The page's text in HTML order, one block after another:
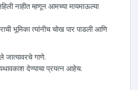
नाहीत म्हणून आमच्या मायमाऊल्या
भूमिका त्यांनीच चोख पार पाडली आणि
गाणे.
देण्याचा प्रयत्‍न आहेच.